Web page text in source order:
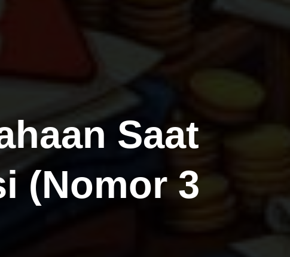
Saat
(Nomor 3